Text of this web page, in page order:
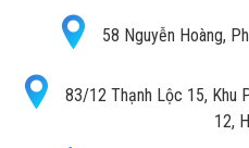
58 Nguyễn Hoàng,
83/12 Thạnh Lộc 15, Khu
12,